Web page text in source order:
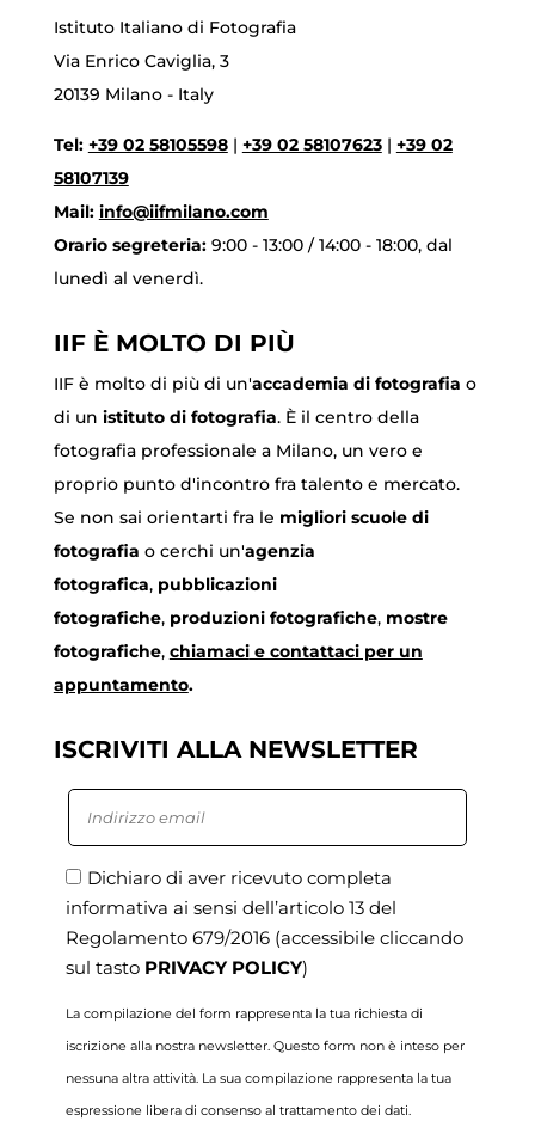
Istituto Italiano di Fotografia
Via Enrico Caviglia, 3
20139 Milano - Italy
Tel: +39 02 58105598| +39 02 58107623| +39 02
58107139
Mail: info@iifmilano.com
Orario segreteria: 9:00 - 13:00 / 14:00 - 18:00, dal
lunedì al venerdì.
IIF È MOLTO DI PIÙ
IIF è molto di più di un'accademia di fotografia o
di un istituto di fotografia. È il centro della
fotografia professionale a Milano, un vero e
proprio punto d'incontro fra talento e mercato.
Se non sai orientarti fra le migliori scuole di
fotografia o cerchi un'agenzia
fotografica, pubblicazioni
fotografiche, produzioni fotografiche, mostre
fotografiche, chiamacie contattaci per un
appuntamento.
ISCRIVITI ALLA NEWSLETTER
Dichiaro di aver ricevuto completa
informativa ai sensi dell’articolo 13 del
Regolamento 679/2016 (accessibile cliccando
sul tasto PRIVACY POLICY)
La compilazione del form rappresenta la tua richiesta di
iscrizione alla nostra newsletter. Questo form non è inteso per
nessuna altra attività. La sua compilazione rappresenta la tua
espressione libera di consenso al trattamento dei dati.